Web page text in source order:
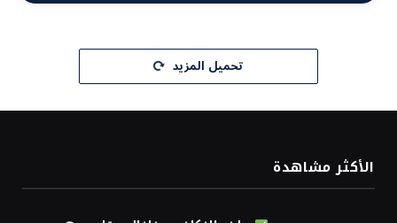
تحميل المزيد
الأكثر مشاهدة